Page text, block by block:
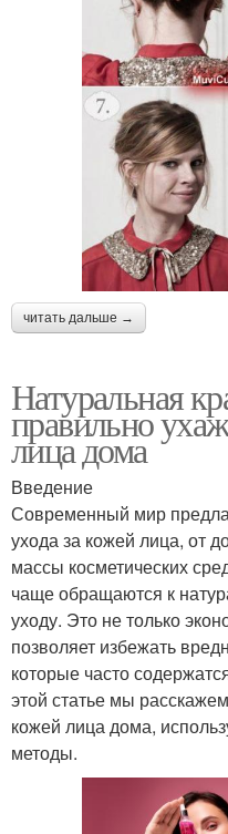
читать дальше →
Натуральная
правильно
лица дома
Введение
Современный мир
ухода за кожей лица, от
массы косметических
чаще обращаются к
уходу. Это не только
позволяет избежать
которые часто
этой статье мы
кожей лица дома,
методы.